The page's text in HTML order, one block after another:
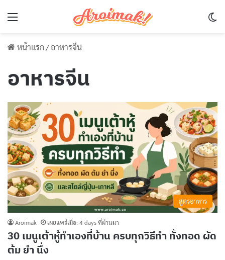
Menu
หน้าแรก/อาหารจีน
อาหารจีน
สูตรอาหาร
Aroimak เผยแพร่เมื่อ: 4 days ที่ผ่านมา
30 เมนูเต้าหู้ทำเองที่บ้าน ครบทุกวิธีทำ ทั้งทอด ผัด
ต้ม ยำ นึ่ง